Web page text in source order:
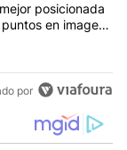
Patricia
posicionada
en imagen
por